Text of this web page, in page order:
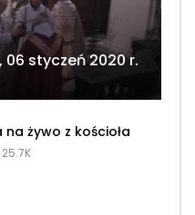
06 styczeń 2020 r.
na żywo z kościoła
25.7K